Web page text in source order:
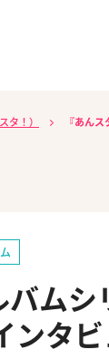
タ！） 『あん
バム
ンタ